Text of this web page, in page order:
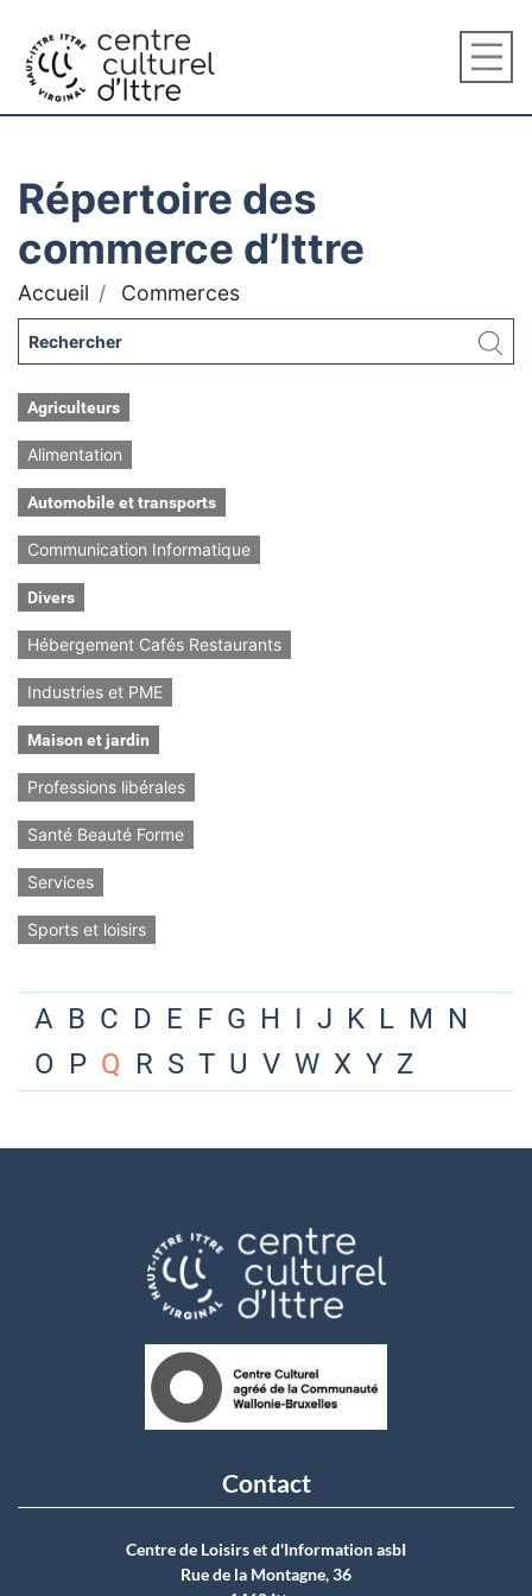
Répertoire des
commerce d’Ittre
Accueil Commerces
Agriculteurs
Alimentation
Automobile et transports
Communication Informatique
Divers
Hébergement Cafés Restaurants
Industries et PME
Maison et jardin
Professions libérales
Santé Beauté Forme
Services
Sports et loisirs
A B C D E F G H I J K L M N
O P Q R S T U V W X Y Z
Contact
Centre de Loisirs et d'Information asbI
Rue de la Montagne, 36